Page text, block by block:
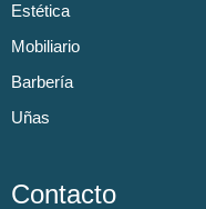
Estética
Mobiliario
Barbería
Uñas
Contacto